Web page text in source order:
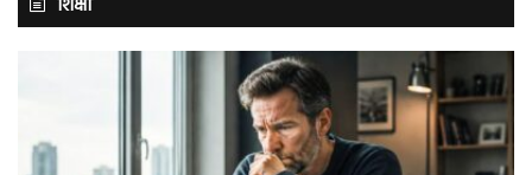
शिक्षा